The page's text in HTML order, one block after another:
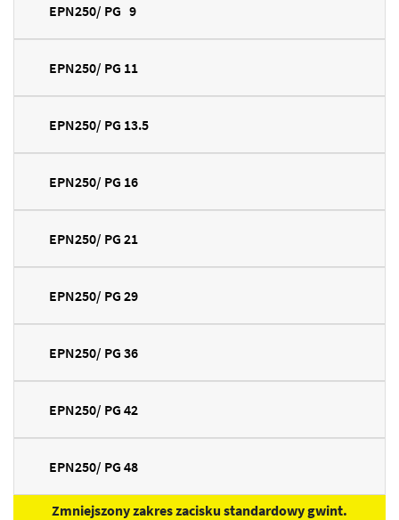
EPN250/ PG 9
EPN250/ PG 11
EPN250/ PG 13.5
EPN250/ PG 16
EPN250/ PG 21
EPN250/ PG 29
EPN250/ PG 36
EPN250/ PG 42
EPN250/ PG 48
Zmniejszony zakres zacisku standardowy gwint.